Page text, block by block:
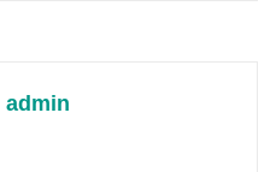
admin